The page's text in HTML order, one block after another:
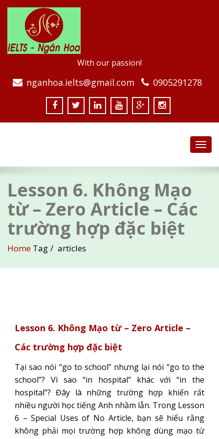
With our passion!
nganhoa.ielts@gmail.com 0905291278
Lesson 6. Không Mạo
từ – Zero Article – Các
trường hợp đặc biệt
Home Tag articles
Lesson 6. Không Mạo từ – Zero Article –
Các trường hợp đặc biệt
Tại sao nói “go to school” nhưng lại nói “go to the
school”? Vì sao “in hospital” khác với “in the
hospital”? Đây là những trường hợp khiến rất
nhiều người học tiếng Anh nhầm lẫn. Trong Lesson
6 – Special Uses of No Article, bạn sẽ hiểu rằng
không phải mọi trường hợp không dùng mạo từ